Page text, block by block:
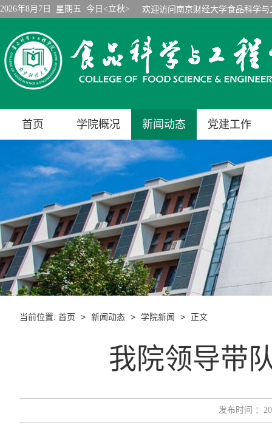
2026年8月7日 星期五 今日<立秋> 欢迎访问南京财经大学食品科学与
首页 学院概况 新闻动态 党建工作
当前位置: 首页 > 新闻动态 > 学院新闻 > 正文
我院领导带
发布时间 ：